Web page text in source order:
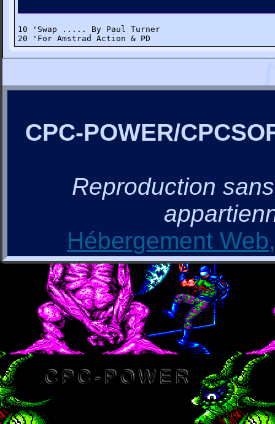
10 'Swap ..... By Paul Turner
20 'For Amstrad Action & PD
CPC-POWER/
Reproduction
Hébergement